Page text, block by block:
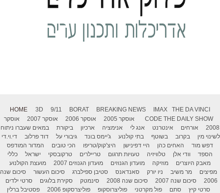
HOME 3D 9/11 BORAT BREAKING NEWS IMAX
THE DA VINCI
CODE THE DAILY SHOW אוסקר 2005 אוסקר 2006 אוסקר 2007
אוסקר
2008
אורחים אינטרנט אנג לי אנימציה ארכיון ביקורת
במאים שעברו ניתוח
לשינוי מין
בקרוב בשוטף בתי קולנוע ג'יימס בונד גיבורי על דוד פרלוב
די.וי.די
דפש מוד
האחים כהן היי דפינישן היצ'קוק/טריפו הכי טובים
המדור המודפס
הספד
וודי אלן טלוויזיה טעויות תרגום טריילרים טרקובסקי ישראל
כללי
מאבק היוצרים
מוזיקה מועדון הגנוזים מועדון הגנוזים 2007
מועצת הקולנוע
מפיצים
מר משיב ניו יורק סאנדאנס סטיבן ספילברג סיכום העשור
סיכום שנה
2006
סיכום שנה 2007 סיכום שנה 2008 סינמטק סקירת בלוגים
סרטי ילדים
סרטי קיץ
סתם פול מקרטני פוליצרוסקופ פוליצרסקופ 2006 פסטיבל ברלין